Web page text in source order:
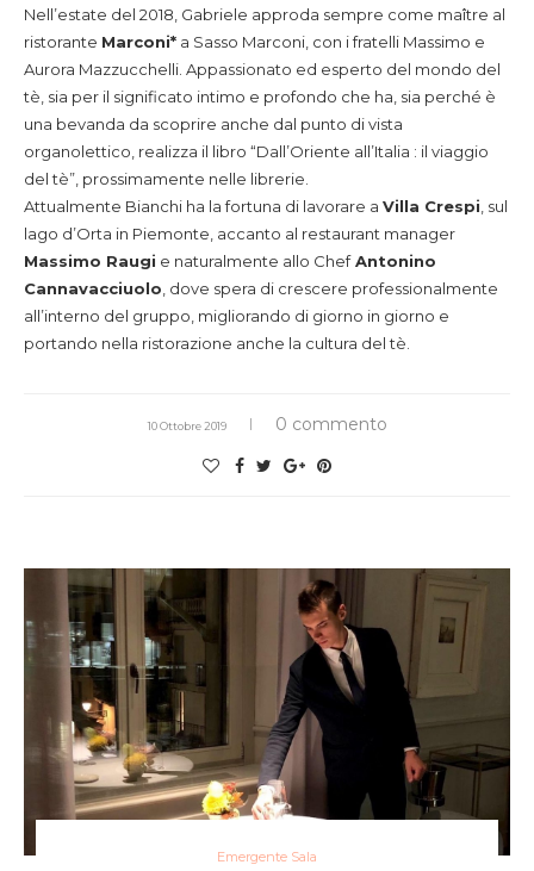
Nell’estate del 2018, Gabriele approda sempre come maître al
ristorante Marconi* a Sasso Marconi, con i fratelli Massimo e
Aurora Mazzucchelli. Appassionato ed esperto del mondo del
tè, sia per il significato intimo e profondo che ha, sia perché è
una bevanda da scoprire anche dal punto di vista
organolettico, realizza il libro “Dall’Oriente all’Italia : il viaggio
del tè”, prossimamente nelle librerie.
Attualmente Bianchi ha la fortuna di lavorare a Villa Crespi, sul
lago d’Orta in Piemonte, accanto al restaurant manager
Massimo Raugi e naturalmente allo ChefAntonino
Cannavacciuolo, dove spera di crescere professionalmente
all’interno del gruppo, migliorando di giorno in giorno e
portando nella ristorazione anche la cultura del tè.
10 Ottobre 2019 0 commento
Emergente Sala